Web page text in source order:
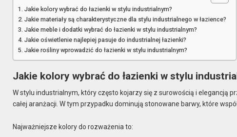
Jakie kolory wybrać do łazienki w stylu industrialnym?
Jakie materiały są charakterystyczne dla stylu industrialnego w łazience?
Jakie meble i dodatki wybrać do łazienki w stylu industrialnym?
Jakie oświetlenie najlepiej pasuje do industrialnej łazienki?
Jakie rośliny wprowadzić do łazienki w stylu industrialnym?
Jakie kolory wybrać do łazienki w stylu
W stylu industrialnym, który często kojarzy się z surowością i elegancją
całej aranżacji. W tym przypadku dominują stonowane barwy, które
Najważniejsze kolory do rozważenia to: